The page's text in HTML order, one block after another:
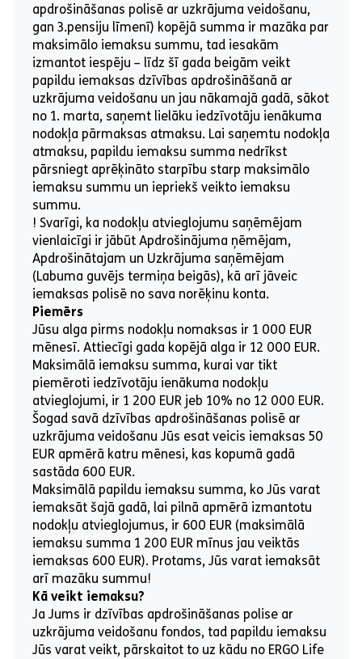
apdrošināšanas polisē ar uzkrājuma veidošanu,
gan 3.pensiju līmenī) kopējā summa ir mazāka par
maksimālo iemaksu summu, tad iesakām
izmantot iespēju – līdz šī gada beigām veikt
papildu iemaksas dzīvības apdrošināšanā ar
uzkrājuma veidošanu un jau nākamajā gadā, sākot
no 1. marta, saņemt lielāku iedzīvotāju ienākuma
nodokļa pārmaksas atmaksu. Lai saņemtu nodokļa
atmaksu, papildu iemaksu summa nedrīkst
pārsniegt aprēķināto starpību starp maksimālo
iemaksu summu un iepriekš veikto iemaksu
summu.
! Svarīgi, ka nodokļu atvieglojumu saņēmējam
vienlaicīgi ir jābūt Apdrošinājuma ņēmējam,
Apdrošinātajam un Uzkrājuma saņēmējam
(Labuma guvējs termiņa beigās), kā arī jāveic
iemaksas polisē no sava norēķinu konta.
Piemērs
Jūsu alga pirms nodokļu nomaksas ir 1 000 EUR
mēnesī. Attiecīgi gada kopējā alga ir 12 000 EUR.
Maksimālā iemaksu summa, kurai var tikt
piemēroti iedzīvotāju ienākuma nodokļu
atvieglojumi, ir 1 200 EUR jeb 10% no 12 000 EUR.
Šogad savā dzīvības apdrošināšanas polisē ar
uzkrājuma veidošanu Jūs esat veicis iemaksas 50
EUR apmērā katru mēnesi, kas kopumā gadā
sastāda 600 EUR.
Maksimālā papildu iemaksu summa, ko Jūs varat
iemaksāt šajā gadā, lai pilnā apmērā izmantotu
nodokļu atvieglojumus, ir 600 EUR (maksimālā
iemaksu summa 1 200 EUR mīnus jau veiktās
iemaksas 600 EUR). Protams, Jūs varat iemaksāt
arī mazāku summu!
Kā veikt iemaksu?
Ja Jums ir dzīvības apdrošināšanas polise ar
uzkrājuma veidošanu fondos, tad papildu iemaksu
Jūs varat veikt, pārskaitot to uz kādu no ERGO Life